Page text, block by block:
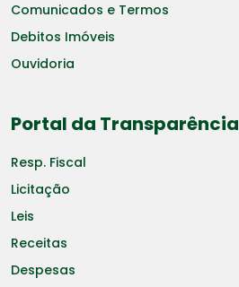
Comunicados e Termos
Debitos Imóveis
Ouvidoria
Portal da Transparência
Resp. Fiscal
Licitação
Leis
Receitas
Despesas